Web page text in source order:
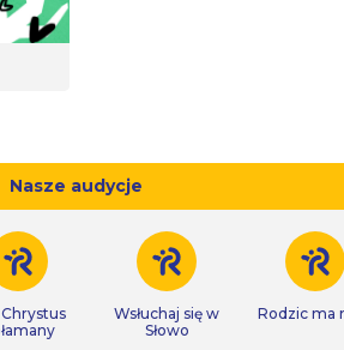
Nasze audycje
Wsłuchaj się w
Słowo
Rodzic ma